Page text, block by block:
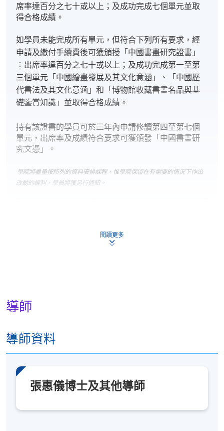
席率達百分之七十或以上；及成功完成七個單元並取
得合格成績。
如學員未能完成所有單元，但符合下列所有要求，經
申請及繳付手續費後可獲頒授「中國書畫研究證書」
︰出席率達百分之七十或以上；及成功完成第一至第
三個單元「中國繪畫發展及其文化意涵」、「中國歷
代書法及其文化意涵」和「博物館收藏書畫名品與基
礎鑒賞知識」並取得合格成績。
持有該證書的學員可於三年內申請修讀第四至第七個
單元，出席率及成績符合要求可獲頒發「中國書畫研
究文憑」。
學院將盡量按所列的資料安排課程，惟學院保留在有需要的情況下作出
改動的權利，學員將獲另行通知。
約2年，約212小時
地點
港大保良何鴻燊社區書院
閱讀更多
導師
導師資料
張惠儀博士及其他導師